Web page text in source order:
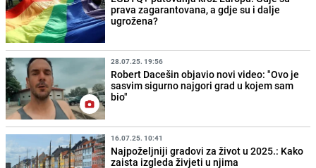
prava zagarantovana, a gdje su i dalje
ugrožena?
28.07.25. 19:56
Robert Dacešin objavio novi video: "Ovo je
sasvim sigurno najgori grad u kojem sam
bio"
16.07.25. 10:41
Najpoželjniji gradovi za život u 2025.: Kako
zaista izgleda živjeti u njima